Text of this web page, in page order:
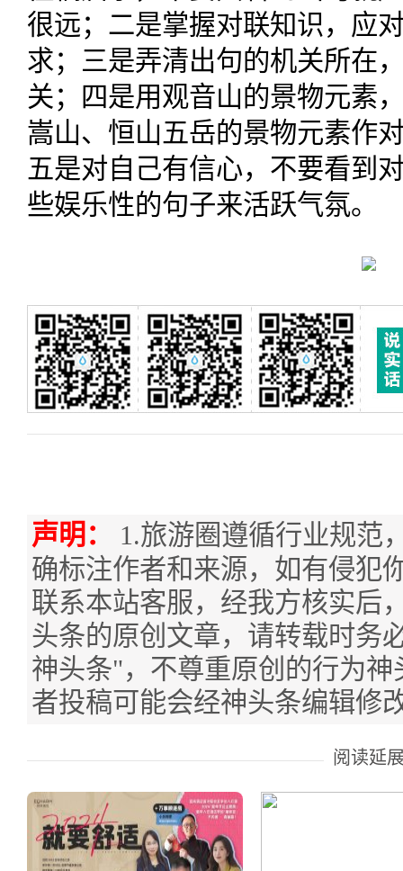
很远；二是掌握对联知识，应
求；三是弄清出句的机关所在
关；四是用观音山的景物元素
嵩山、恒山五岳的景物元素作
五是对自己有信心，不要看到
些娱乐性的句子来活跃气氛。
声明：
1.旅游圈遵循行业规范
确标注作者和来源，如有侵犯
联系本站客服，经我方核实后
头条的原创文章，请转载时务
神头条"，不尊重原创的行为
者投稿可能会经神头条编辑修
阅读延